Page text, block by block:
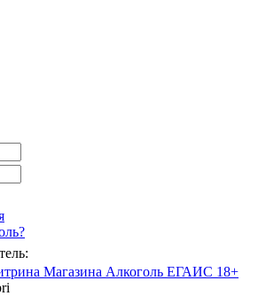
Магазина Алкоголь ЕГАИС 18+